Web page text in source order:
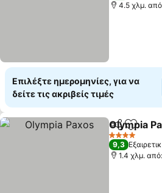
4.5 χλμ.
Επιλέξτε ημερομηνίες, για να
δείτε τις ακριβείς τιμές
Olympia
4 Αστέρια
9,3
1.4 χλμ.